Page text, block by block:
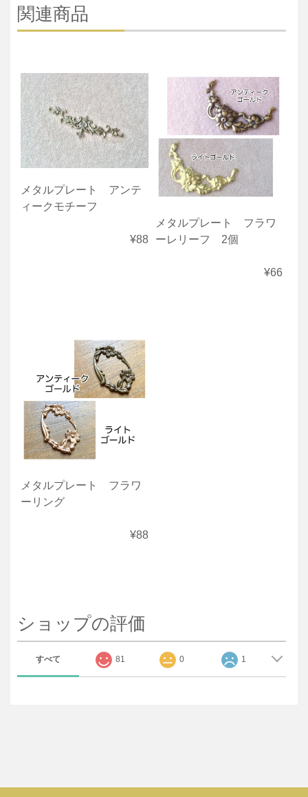
関連商品
メタルプレート アンテ
ィークモチーフ
¥88
メタルプレート フラワ
ーレリーフ 2個
¥66
メタルプレート フラワ
ーリング
¥88
ショップの評価
すべて 81 0 1